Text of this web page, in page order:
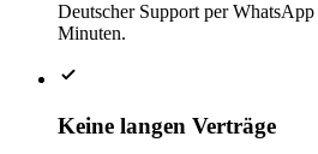
Deutscher Support per
Minuten.
Keine langen Verträge